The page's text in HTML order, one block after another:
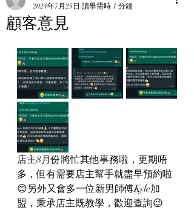
顧客意見
2024年7月25日 讀畢需時 1 分鐘
店主8月份將忙其他事務啦，更期唔
多，但有需要店主幫手就盡早預約啦
😊另外又會多一位新男師傅Kyle加
盟，秉承店主既教學，歡迎查詢😉